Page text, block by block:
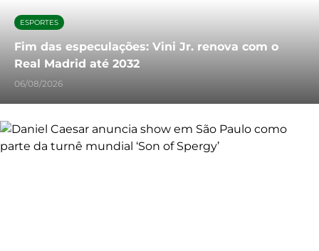
ESPORTES
Fim das especulações: Vini Jr. renova com o
Real Madrid até 2032
06/08/2026